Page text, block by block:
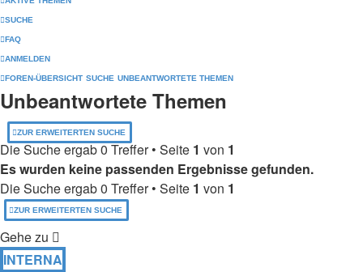
SUCHE
FAQ
ANMELDEN
FOREN-ÜBERSICHT SUCHE UNBEANTWORTETE THEMEN
Unbeantwortete Themen
ZUR ERWEITERTEN SUCHE
Die Suche ergab 0 Treffer • Seite 1 von 1
Es wurden keine passenden Ergebnisse gefunden.
Die Suche ergab 0 Treffer • Seite 1 von 1
ZUR ERWEITERTEN SUCHE
Gehe zu
INTERNA